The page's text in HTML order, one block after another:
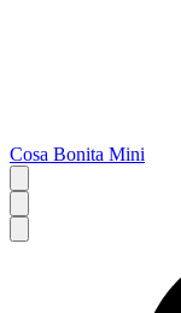
Cosa Bonita Mini